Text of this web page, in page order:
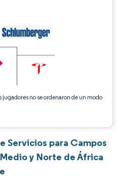
no se ordenaron de un modo
Servicios para Campos
y Norte de África